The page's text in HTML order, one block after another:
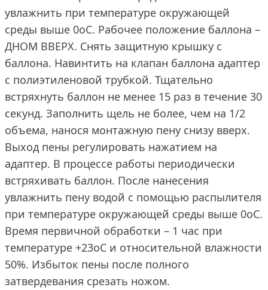
увлажнить при температуре окружающей
среды выше 0oС. Рабочее положение баллона –
ДНОМ ВВЕРХ. Снять защитную крышку с
баллона. Навинтить на клапан баллона адаптер
с полиэтиленовой трубкой. Тщательно
встряхнуть баллон не менее 15 раз в течение 30
секунд. Заполнить щель не более, чем на 1/2
объема, нанося монтажную пену снизу вверх.
Выход пены регулировать нажатием на
адаптер. В процессе работы периодически
встряхивать баллон. После нанесения
увлажнить пену водой с помощью распылителя
при температуре окружающей среды выше 0oС.
Время первичной обработки – 1 час при
температуре +23oС и относительной влажности
50%. Избыток пены после полного
затвердевания срезать ножом.